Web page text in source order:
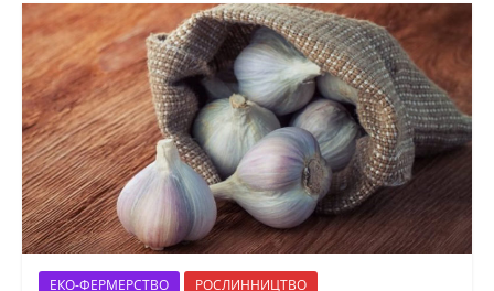
ЕКО-ФЕРМЕРСТВО РОСЛИННИЦТВО